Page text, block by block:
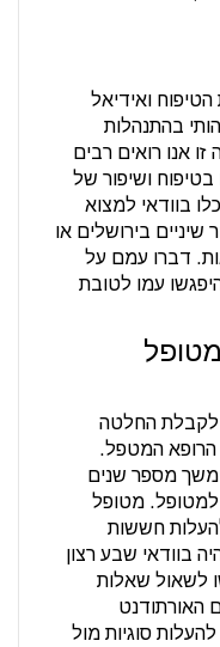
ואידיאל
בהתנהלות
אנו רואים רבים
ושיפור של
בוודאי למצוא
שיניים בירושלים או
דברו עמם על
עמו לטובת
לקבלת החלטה
הרופא המטפל.
מספר שנים
למטופל. מטופל
חששות
בוודאי שבע רצון
לשאול שאלות
האורתודנט
סוגיות מול